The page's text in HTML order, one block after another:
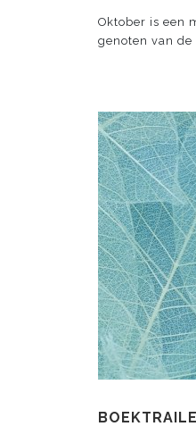
Oktober is een
genoten van